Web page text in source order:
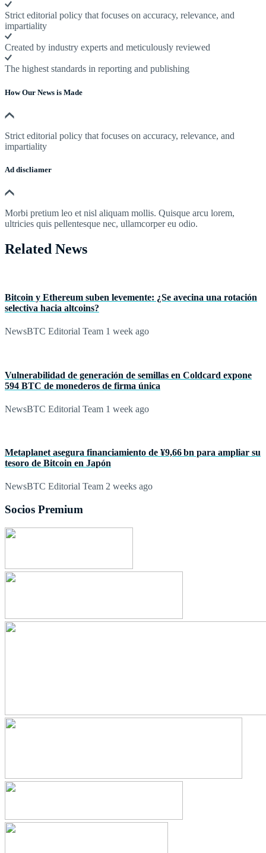
Strict editorial policy that focuses on accuracy, relevance, and
impartiality
Created by industry experts and meticulously reviewed
The highest standards in reporting and publishing
How Our News is Made
Strict editorial policy that focuses on accuracy, relevance, and
impartiality
Ad discliamer
Morbi pretium leo et nisl aliquam mollis. Quisque arcu lorem,
ultricies quis pellentesque nec, ullamcorper eu odio.
Related News
Bitcoin y Ethereum suben levemente: ¿Se avecina una rotación
selectiva hacia altcoins?
NewsBTC Editorial Team 1 week ago
Vulnerabilidad de generación de semillas en Coldcard expone
594 BTC de monederos de firma única
NewsBTC Editorial Team 1 week ago
Metaplanet asegura financiamiento de ¥9,66 bn para ampliar su
tesoro de Bitcoin en Japón
NewsBTC Editorial Team 2 weeks ago
Socios Premium